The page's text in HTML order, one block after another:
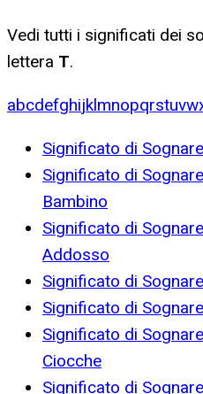
Vedi tutti i significati dei
lettera T.
abcdefghijklmnopqrstuvw
Significato di
Significato di
Bambino
Significato di
Addosso
Significato di
Significato di
Significato di
Ciocche
Significato di